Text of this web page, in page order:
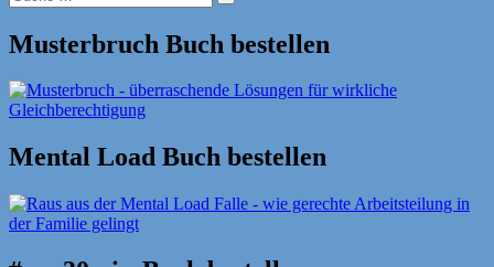
nach:
Suche
Musterbruch Buch bestellen
Mental Load Buch bestellen